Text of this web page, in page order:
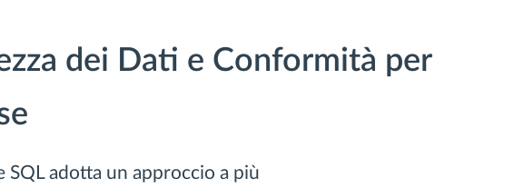
dei Dati e Conformità per
adotta un approccio a più